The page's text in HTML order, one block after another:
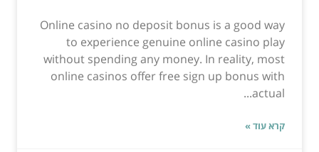
Online casino no deposit bonus is a good way
to experience genuine online casino play
without spending any money. In reality, most
online casinos offer free sign up bonus with
actual...
קרא עוד »